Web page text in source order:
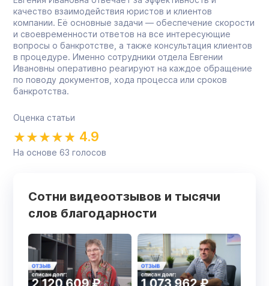
качество взаимодействия юристов и клиентов
компании. Её основные задачи — обеспечение скорости
и своевременности ответов на все интересующие
вопросы о банкротстве, а также консультация клиентов
в процедуре. Именно сотрудники отдела Евгении
Ивановны оперативно реагируют на каждое обращение
по поводу документов, хода процесса или сроков
банкротства.
Оценка статьи
4.9
На основе 63 голосов
Сотни видеоотзывов и тысячи
слов благодарности